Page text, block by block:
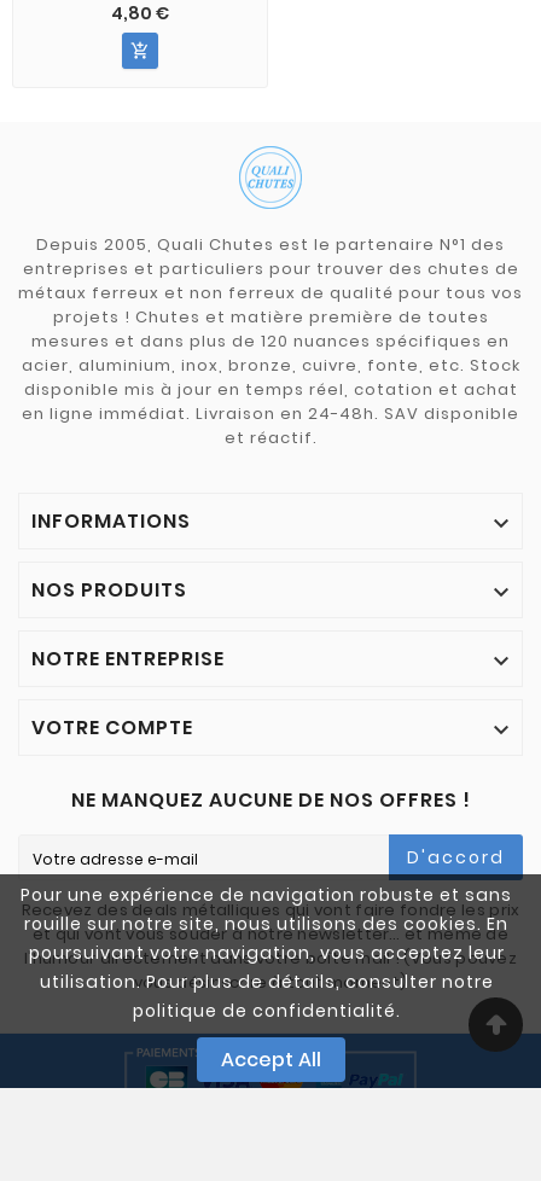
Pour une expérience de navigation robuste et sans
rouille sur notre site, nous utilisons des cookies. En
poursuivant votre navigation, vous acceptez leur
utilisation. Pour plus de détails, consulter notre
politique de confidentialité.
Accept All
4,80 €

Depuis 2005, Quali Chutes est le partenaire N°1 des
entreprises et particuliers pour trouver des chutes de
métaux ferreux et non ferreux de qualité pour tous vos
projets ! Chutes et matière première de toutes
mesures et dans plus de 120 nuances spécifiques en
acier, aluminium, inox, bronze, cuivre, fonte, etc. Stock
disponible mis à jour en temps réel, cotation et achat
en ligne immédiat. Livraison en 24-48h. SAV disponible
et réactif.
INFORMATIONS 
NOS PRODUITS 
NOTRE ENTREPRISE 
VOTRE COMPTE 
NE MANQUEZ AUCUNE DE NOS OFFRES !
D'accord
Recevez des deals métalliques qui vont faire fondre les prix
et qui vont vous souder à notre newsletter… et même de
l'humour directement dans votre boîte mail ! (Vous pouvez
vous désinscrire à tout moment)